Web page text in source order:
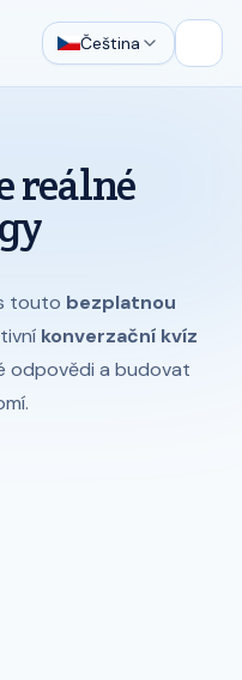
Čeština
reálné
touto bezplatnou
konverzační kvíz
odpovědi a budovat